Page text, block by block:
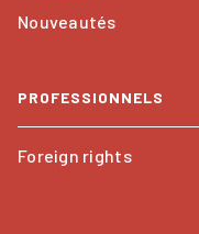
Nouveautés
PROFESSIONNELS
Foreign rights